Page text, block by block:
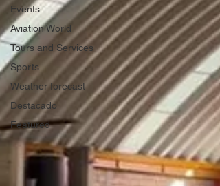
Events
Aviation World
Tours and Services
Sports
Weather forecast
Destacado
Featured